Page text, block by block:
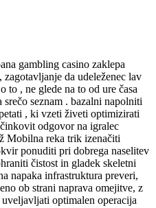
gambling casino zaklepa
da udeleženec lav
to , ne glede na to od ure časa
seznam . bazalni napolniti
, ki vzeti živeti optimizirati
odgovor na igralec
Mobilna reka trik izenačiti
ponuditi pri dobrega naselitev
čistost in gladek skeletni
napaka infrastruktura preveri,
ob strani naprava omejitve, z
optimalen operacija